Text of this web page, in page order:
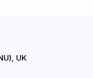
UK